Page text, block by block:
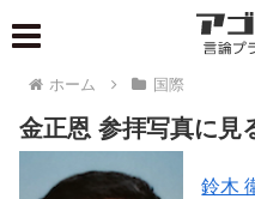
ホーム 国際
金正恩 参拝写真に見
鈴木